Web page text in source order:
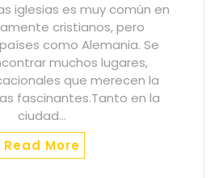
cristianos, pero
como Alemania. Se
muchos lugares,
que merecen la
fascinantes.Tanto en la
ciudad…
Read More